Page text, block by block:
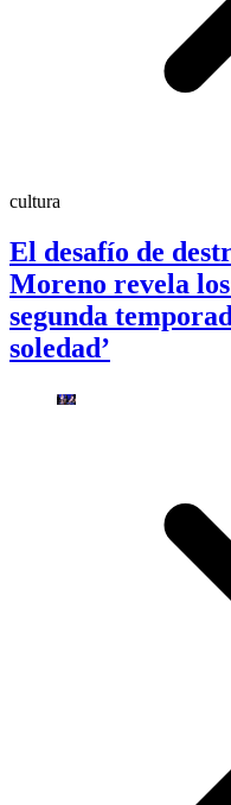
cultura
El desafío de
Moreno revela
segunda
soledad’